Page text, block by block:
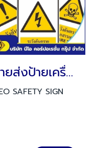
ขายส่งป้ายเครื่องหมายเตือน
SAFETY SIGN